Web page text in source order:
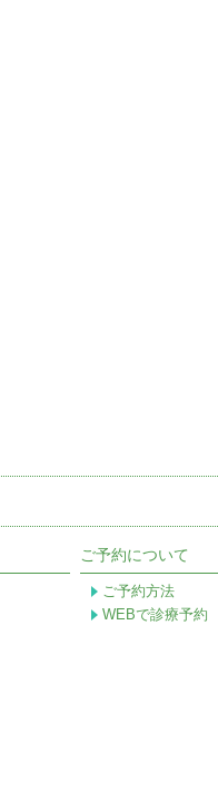
ご予約について
ご予約方法
WEBで診療予約